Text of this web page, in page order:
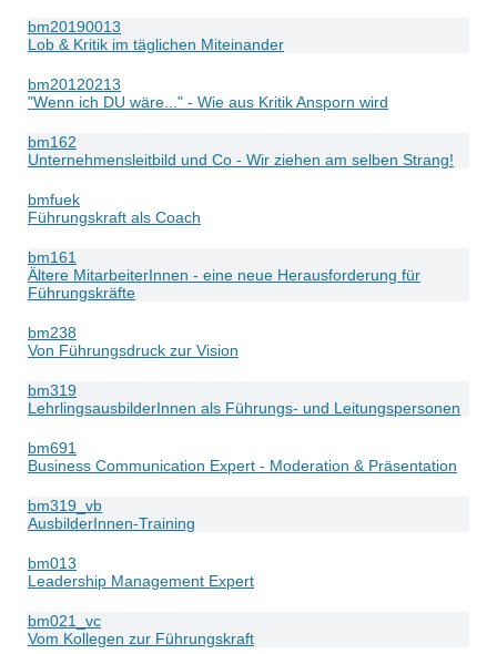
bm20190013
Lob & Kritik im täglichen Miteinander
bm20120213
"Wenn ich DU wäre..." - Wie aus Kritik Ansporn wird
bm162
Unternehmensleitbild und Co - Wir ziehen am selben Strang!
bmfuek
Führungskraft als Coach
bm161
Ältere MitarbeiterInnen - eine neue Herausforderung für
Führungskräfte
bm238
Von Führungsdruck zur Vision
bm319
LehrlingsausbilderInnen als Führungs- und Leitungspersonen
bm691
Business Communication Expert - Moderation & Präsentation
bm319_vb
AusbilderInnen-Training
bm013
Leadership Management Expert
bm021_vc
Vom Kollegen zur Führungskraft